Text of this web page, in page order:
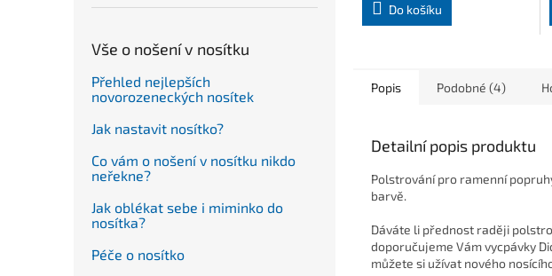
Vše o nošení v nosítku
Přehled nejlepších
novorozeneckých nosítek
Jak nastavit nosítko?
Co vám o nošení v nosítku nikdo
neřekne?
Jak oblékat sebe i miminko do
nosítka?
Péče o nosítko
Do košíku
Popis Podobné (4)
Detailní popis produktu
Polstrování pro ramenní
barvě.
Dáváte li přednost raději
doporučujeme Vám vycpávky
můžete si užívat nového